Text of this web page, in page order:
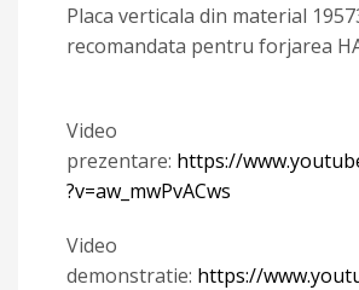
Placa verticala din material
recomandata pentru forjarea
Video
prezentare: https://
?v=aw_mwPvACws
Video
demonstratie: https://